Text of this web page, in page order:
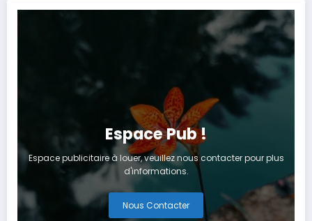
Espace Pub !
Espace publicitaire à louer, veuillez nous contacter pour plus
d'informations.
Nous Contacter